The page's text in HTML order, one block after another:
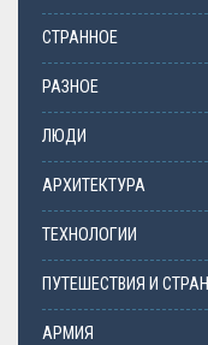
СТРАННОЕ
РАЗНОЕ
ЛЮДИ
АРХИТЕКТУРА
ТЕХНОЛОГИИ
ПУТЕШЕСТВИЯ И
АРМИЯ